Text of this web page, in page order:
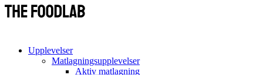
Upplevelser
Matlagningsupplevelser
Aktiv matlagning